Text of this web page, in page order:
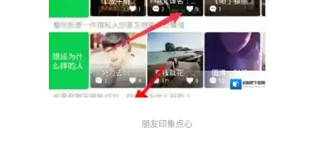
朋友印象点心